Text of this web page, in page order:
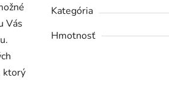
Vás
ktorý
Kategória
Hmotnosť